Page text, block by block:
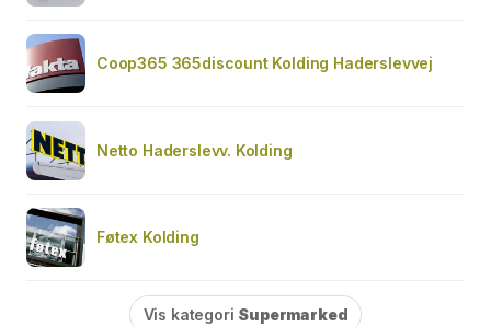
Coop365 365discount Kolding Haderslevvej
Netto Haderslevv. Kolding
Føtex Kolding
Vis kategori Supermarked